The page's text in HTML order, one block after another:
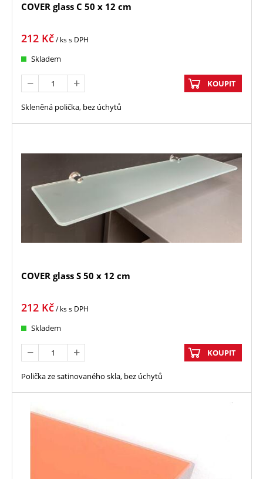
COVER glass C 50 x 12 cm
212 Kč/ kss DPH
Skladem
KOUPIT
Skleněná polička, bez úchytů
COVER glass S 50 x 12 cm
212 Kč/ kss DPH
Skladem
KOUPIT
Polička ze satinovaného skla, bez úchytů